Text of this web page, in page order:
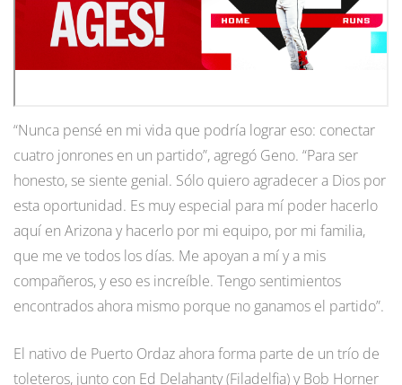
“Nunca pensé en mi vida que podría lograr eso: conectar
cuatro jonrones en un partido”, agregó Geno. “Para ser
honesto, se siente genial. Sólo quiero agradecer a Dios por
esta oportunidad. Es muy especial para mí poder hacerlo
aquí en Arizona y hacerlo por mi equipo, por mi familia,
que me ve todos los días. Me apoyan a mí y a mis
compañeros, y eso es increíble. Tengo sentimientos
encontrados ahora mismo porque no ganamos el partido”.
El nativo de Puerto Ordaz ahora forma parte de un trío de
toleteros, junto con Ed Delahanty (Filadelfia) y Bob Horner